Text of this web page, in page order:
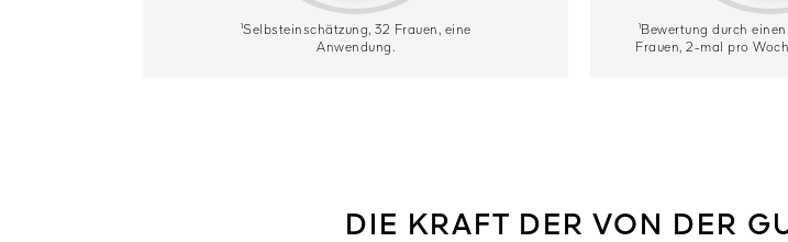
¹Selbsteinschätzung, 32 Frauen, eine
Anwendung.
¹Bewertung durch
Frauen, 2-mal pro
DIE KRAFT DER VON DER